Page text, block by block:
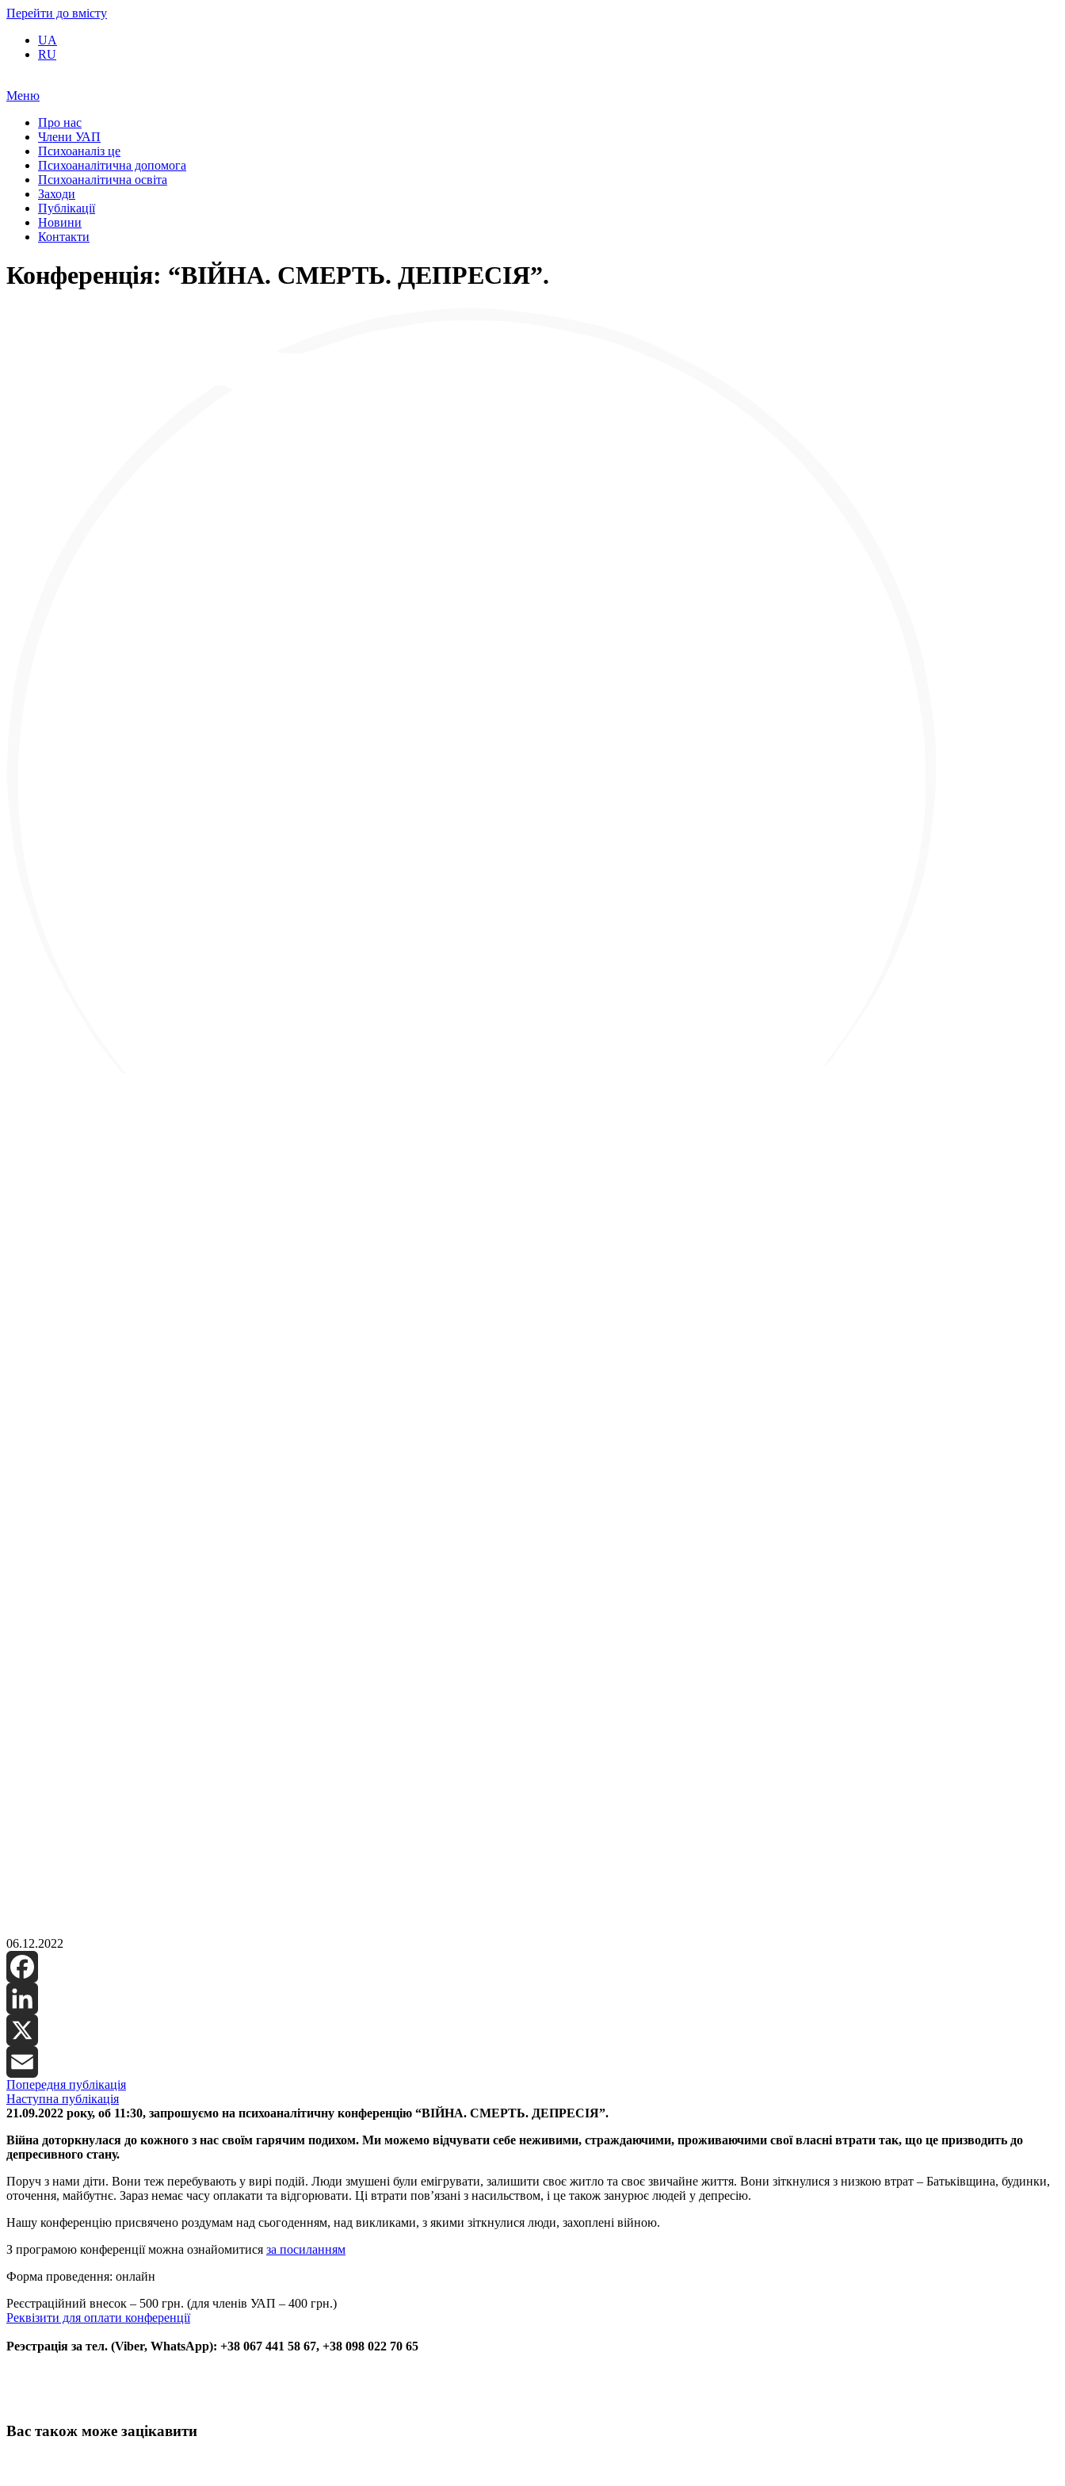
Перейти до вмісту
UA
RU
Меню
Про нас
Члени УАП
Психоаналіз це
Психоаналітична допомога
Психоаналітична освіта
Заходи
Публікації
Новини
Контакти
Конференція: “ВІЙНА. СМЕРТЬ. ДЕПРЕСІЯ”.
06.12.2022
Facebook
LinkedIn
X
Email
Попередня публікація
Наступна публікація
21.09.2022 року, об 11:30, запрошуємо на психоаналітичну конференцію “ВІЙНА. СМЕРТЬ. ДЕПРЕСІЯ”.
Війна доторкнулася до кожного з нас своїм гарячим подихом. Ми можемо відчувати себе неживими, страждаючими, проживаючими свої власні втрати так, що це призводить до
депресивного стану.
Поруч з нами діти. Вони теж перебувають у вирі подій. Люди змушені були емігрувати, залишити своє житло та своє звичайне життя. Вони зіткнулися з низкою втрат – Батьківщина, будинки,
оточення, майбутнє. Зараз немає часу оплакати та відгорювати. Ці втрати пов’язані з насильством, і це також занурює людей у депресію.
Нашу конференцію присвячено роздумам над сьогоденням, над викликами, з якими зіткнулися люди, захоплені війною.
З програмою конференції можна ознайомитися за посиланням
Форма проведення: онлайн
Реєстраційний внесок – 500 грн. (для членів УАП – 400 грн.)
Реквізити для оплати конференції
Реэстрація за тел. (Viber, WhatsApp): +38 067 441 58 67, +38 098 022 70 65
Вас також може зацікавити